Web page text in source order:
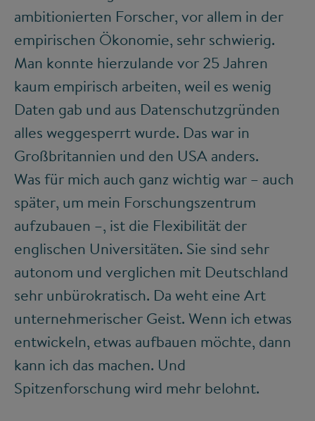
ambitionierten Forscher, vor allem in der
empirischen Ökonomie, sehr schwierig.
Man konnte hierzulande vor 25 Jahren
kaum empirisch arbeiten, weil es wenig
Daten gab und aus Datenschutzgründen
alles weggesperrt wurde. Das war in
Großbritannien und den USA anders.
Was für mich auch ganz wichtig war – auch
später, um mein Forschungszentrum
aufzubauen –, ist die Flexibilität der
englischen Universitäten. Sie sind sehr
autonom und verglichen mit Deutschland
sehr unbürokratisch. Da weht eine Art
unternehmerischer Geist. Wenn ich etwas
entwickeln, etwas aufbauen möchte, dann
kann ich das machen. Und
Spitzenforschung wird mehr belohnt.